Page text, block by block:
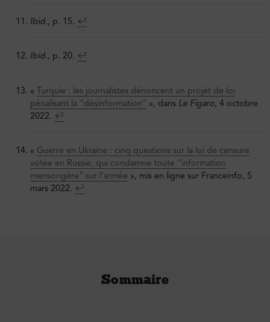
Ibid., p. 15. ↩︎
Ibid., p. 20. ↩︎
« Turquie : les journalistes dénoncent un projet de loi
pénalisant la “désinformation” », dans Le Figaro, 4 octobre
2022. ↩︎
« Guerre en Ukraine : cinq questions sur la loi de censure
votée en Russie, qui condamne toute “information
mensongère” sur l’armée », mis en ligne sur Franceinfo, 5
mars 2022. ↩︎
Sommaire